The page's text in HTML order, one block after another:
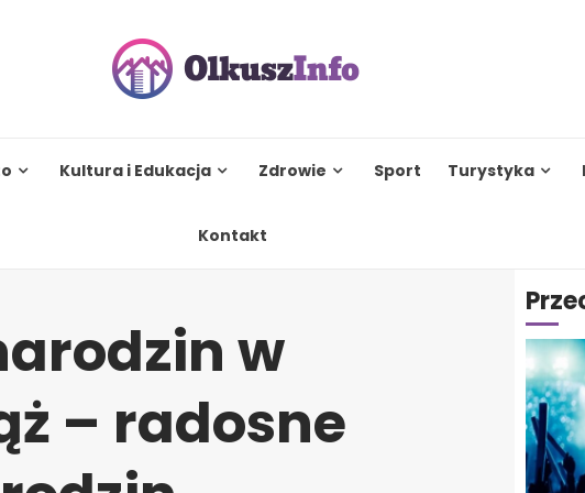
Kultura i Edukacja Zdrowie Sport Turystyka
Kontakt
w
– radosne